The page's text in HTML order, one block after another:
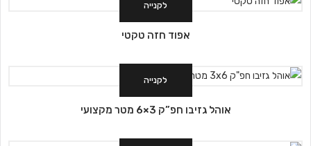
לקנייה
אפוד חזה טקטי
לקנייה
אוהל גזיבו חפ”ק 3×6 מטר מקצועי